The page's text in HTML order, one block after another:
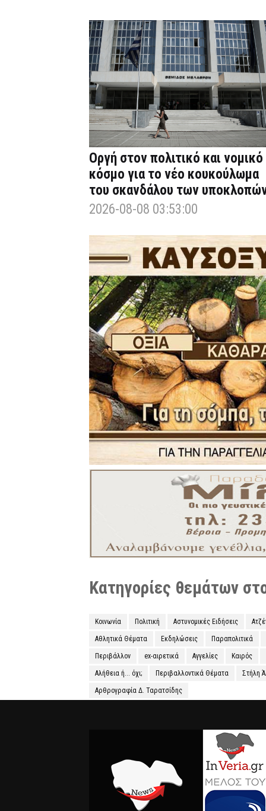
Οργή στον πολιτικό και νομικό
κόσμο για το νέο κουκούλωμα
του σκανδάλου των
2026-08-08 03:53:00
Κατηγορίες θεμάτων
Κοινωνία Πολιτική Αστυνομικές Ειδήσεις
Αθλητικά Θέματα Εκδηλώσεις Παραπολιτικά
Περιβάλλον ex-αιρετικά Αγγελίες Καιρός
Αλήθεια ή... όχι; Περιβαλλοντικά Θέματα Στήλη
Αρθρογραφία Δ. Ταρατσίδης